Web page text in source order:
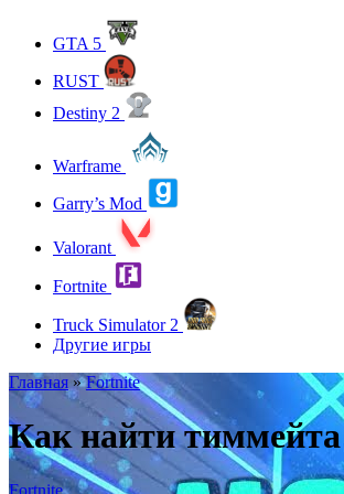
GTA 5
RUST
Destiny 2
Warframe
Garry’s Mod
Valorant
Fortnite
Truck Simulator 2
Другие игры
Главная » Fortnite
Как найти
Fortnite